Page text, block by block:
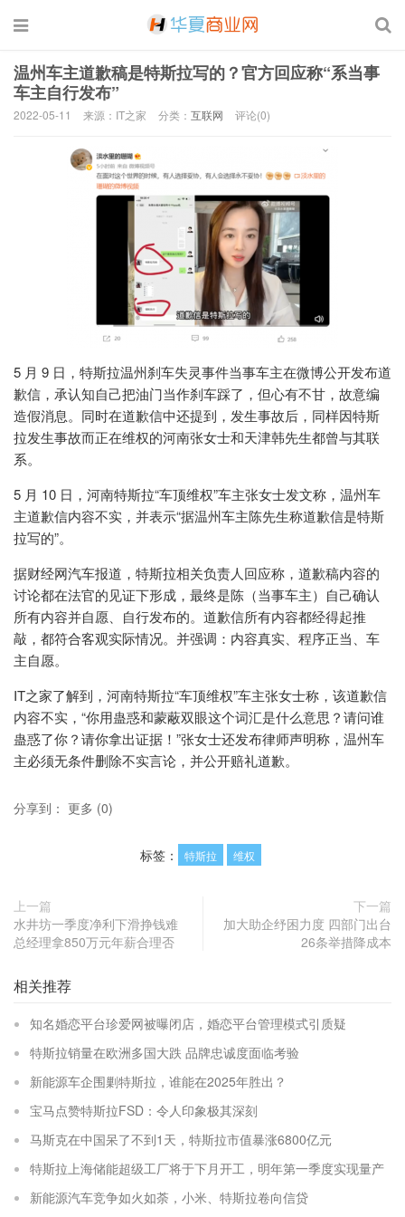
温州车主道歉稿是特斯拉写的？官方回应称“系当事
车主自行发布”
2022-05-11 来源：IT之家 分类： 互联网 评论(0)
5 月 9 日，特斯拉温州刹车失灵事件当事车主在微博公开发布道
歉信，承认知自己把油门当作刹车踩了，但心有不甘，故意编
造假消息。同时在道歉信中还提到，发生事故后，同样因特斯
拉发生事故而正在维权的河南张女士和天津韩先生都曾与其联
系。
5 月 10 日，河南特斯拉“车顶维权”车主张女士发文称，温州车
主道歉信内容不实，并表示“据温州车主陈先生称道歉信是特斯
拉写的”。
据财经网汽车报道，特斯拉相关负责人回应称，道歉稿内容的
讨论都在法官的见证下形成，最终是陈（当事车主）自己确认
所有内容并自愿、自行发布的。道歉信所有内容都经得起推
敲，都符合客观实际情况。并强调：内容真实、程序正当、车
主自愿。
IT之家了解到，河南特斯拉“车顶维权”车主张女士称，该道歉信
内容不实，“你用蛊惑和蒙蔽双眼这个词汇是什么意思？请问谁
蛊惑了你？请你拿出证据！”张女士还发布律师声明称，温州车
主必须无条件删除不实言论，并公开赔礼道歉。
分享到： 更多 (0)
标签： 特斯拉 维权
上一篇
水井坊一季度净利下滑挣钱难
总经理拿850万元年薪合理否
下一篇
加大助企纾困力度 四部门出台
26条举措降成本
相关推荐
知名婚恋平台珍爱网被曝闭店，婚恋平台管理模式引质疑
特斯拉销量在欧洲多国大跌 品牌忠诚度面临考验
新能源车企围剿特斯拉，谁能在2025年胜出？
宝马点赞特斯拉FSD：令人印象极其深刻
马斯克在中国呆了不到1天，特斯拉市值暴涨6800亿元
特斯拉上海储能超级工厂将于下月开工，明年第一季度实现量产
新能源汽车竞争如火如荼，小米、特斯拉卷向信贷